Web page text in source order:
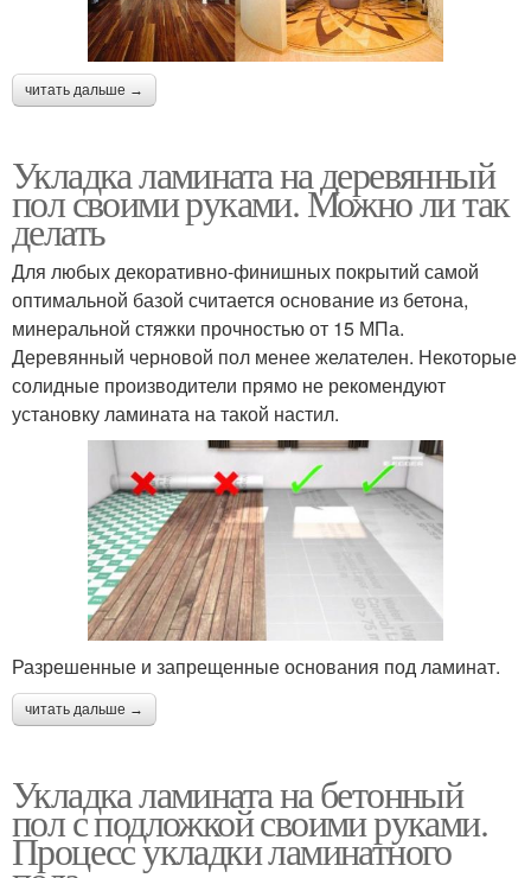
читать дальше →
Укладка ламината на деревянный
пол своими руками. Можно ли так
делать
Для любых декоративно-финишных покрытий самой
оптимальной базой считается основание из бетона,
минеральной стяжки прочностью от 15 МПа.
Деревянный черновой пол менее желателен. Некоторые
солидные производители прямо не рекомендуют
установку ламината на такой настил.
Разрешенные и запрещенные основания под ламинат.
читать дальше →
Укладка ламината на бетонный
пол с подложкой своими руками.
Процесс укладки ламинатного